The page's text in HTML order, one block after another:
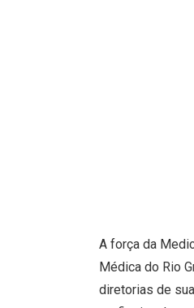
A força da
Médica do Rio
diretorias de